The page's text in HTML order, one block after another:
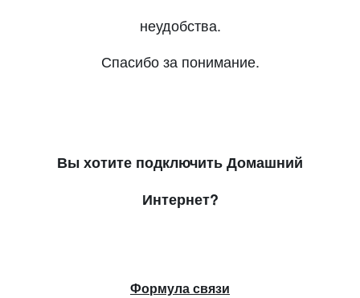
неудобства.
Спасибо за понимание.
Вы хотите подключить Домашний
Интернет?
Формула связи